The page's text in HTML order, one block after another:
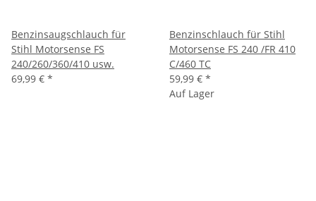
Benzinsaugschlauch für
Stihl Motorsense FS
240/260/360/410 usw.
69,99 € *
Benzinschlauch für Stihl
Motorsense FS 240 /FR 410
C/460 TC
59,99 € *
Auf Lager